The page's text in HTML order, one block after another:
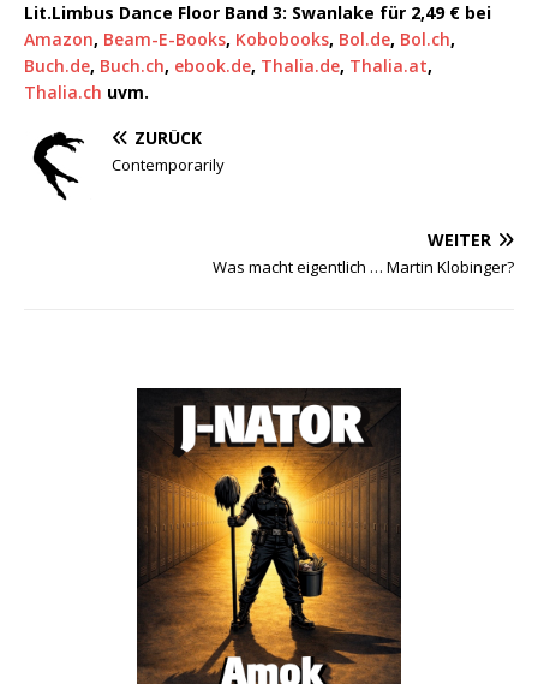
Lit.Limbus Dance Floor Band 3: Swanlake für 2,49 € bei
Amazon, Beam-E-Books, Kobobooks, Bol.de, Bol.ch,
Buch.de, Buch.ch, ebook.de, Thalia.de, Thalia.at,
Thalia.ch uvm.
ZURÜCK
Contemporarily
WEITER
Was macht eigentlich … Martin Klobinger?